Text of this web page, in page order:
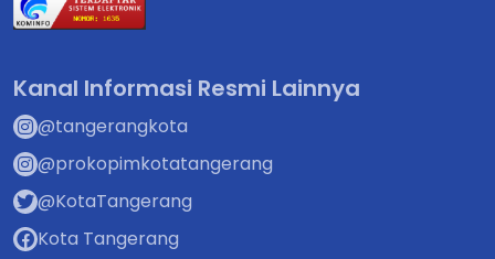
Kanal Informasi Resmi Lainnya
@tangerangkota
@prokopimkotatangerang
@KotaTangerang
Kota Tangerang